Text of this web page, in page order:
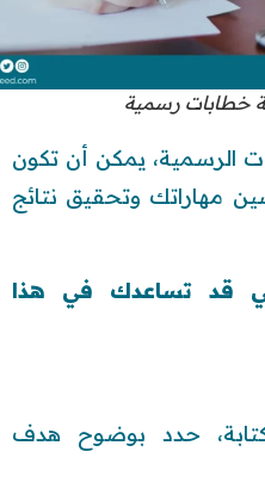
خطابات رسمية
الرسمية، يمكن أن تكون
مهاراتك وتحقيق نتائج
قد تساعدك في هذا
حدد بوضوح هدف